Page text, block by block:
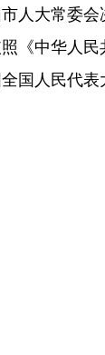
大常委会
《中华人
国人民代